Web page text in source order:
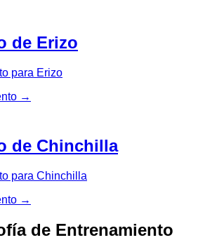
de Erizo
para Erizo
→
de Chinchilla
para Chinchilla
→
de Entrenamiento